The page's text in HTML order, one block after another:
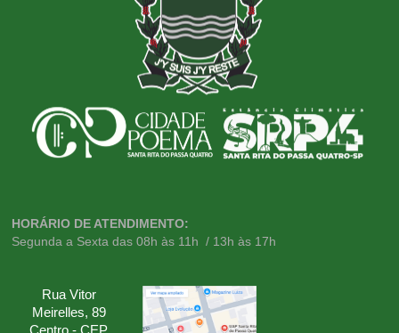
HORÁRIO DE ATENDIMENTO:
Segunda a Sexta das 08h às 11h / 13h às 17h
Rua Vitor
Meirelles, 89